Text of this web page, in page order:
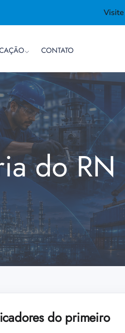
CONTATO
do RN
do primeiro